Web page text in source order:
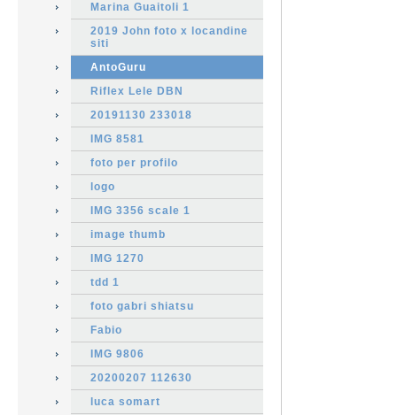
Marina Guaitoli 1
2019 John foto x locandine
siti
AntoGuru
Riflex Lele DBN
20191130 233018
IMG 8581
foto per profilo
logo
IMG 3356 scale 1
image thumb
IMG 1270
tdd 1
foto gabri shiatsu
Fabio
IMG 9806
20200207 112630
luca somart